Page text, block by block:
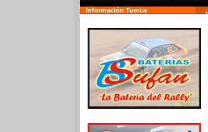
Información Tuerca